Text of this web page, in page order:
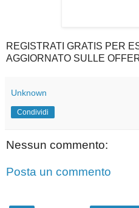
REGISTRATI GRATIS PER
AGGIORNATO SULLE
Unknown
Condividi
Nessun commento:
Posta un commento